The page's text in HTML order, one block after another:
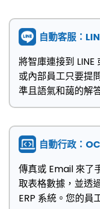
自動客服：
將智庫連接到
或內部員工只要提
準且語氣和藹的解
自動行政：
傳真或 Email 來了
取表格數據，並透
ERP 系統。您的員